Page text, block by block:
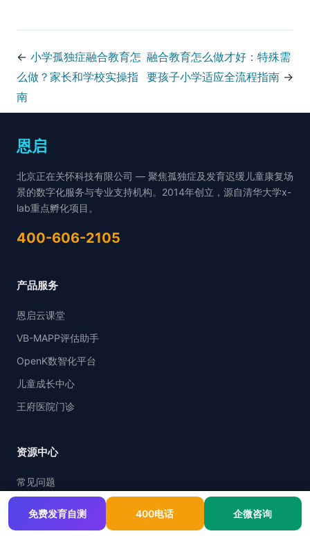
← 小学孤独症融合教育怎
么做？家长和学校实操指
南
融合教育怎么做才好：特殊需
要孩子小学适应全流程指南→
恩启
北京正在关怀科技有限公司 — 聚焦孤独症及发育迟缓儿童康复场
景的数字化服务与专业支持机构。2014年创立，源自清华大学x-
lab重点孵化项目。
400-606-2105
产品服务
恩启云课堂
VB-MAPP评估助手
OpenK数智化平台
儿童成长中心
王府医院门诊
资源中心
常见问题
免费发育自测 400电话 企微咨询